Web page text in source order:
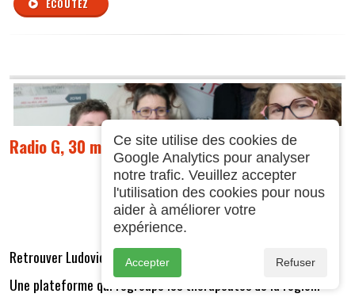
ÉCOUTEZ
Radio G, 30 min de bonheur, 101.5 du 19 12 2025
Retrouver Ludovic Richard le créateur de
pratisoins
Une plateforme qui regroupe les thérapeutes de la région.
Ce site utilise des cookies de
Google Analytics pour analyser
notre trafic. Veuillez accepter
l'utilisation des cookies pour nous
aider à améliorer votre
expérience.
Accepter Refuser